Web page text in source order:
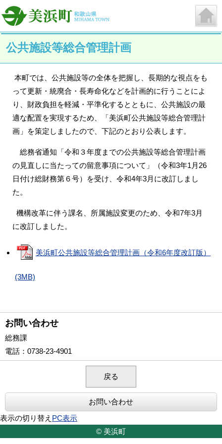
公共施設等総合管理計画
本町では、公共施設等の全体を把握し、長期的な視点をも
って更新・統廃合・長寿命化などを計画的に行うことによ
り、財政負担を軽減・平準化するとともに、公共施設の最
適な配置を実現するため、「美浜町公共施設等総合管理計
画」を策定しましたので、下記のとおり公表します。
総務省通知「令和３年度までの公共施設等総合管理計画
の見直しに当たっての留意事項について」（令和3年1月26
日付け総財務第６号）を受け、令和4年3月に改訂しまし
た。
機構改革に伴う課名、所属施設変更のため、令和7年3月
に改訂しました。
美浜町公共施設等総合管理計画（令和6年度改訂版）
(3MB)
お問い合わせ
総務課
電話 ：0738-23-4901
戻る
お問い合わせ
表示の切り替え PC表示
© 美浜町